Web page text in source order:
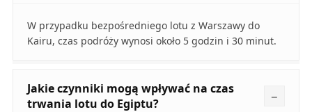
W przypadku bezpośredniego lotu z Warszawy do
Kairu, czas podróży wynosi około 5 godzin i 30 minut.
Jakie czynniki mogą wpływać na czas
trwania lotu do Egiptu?